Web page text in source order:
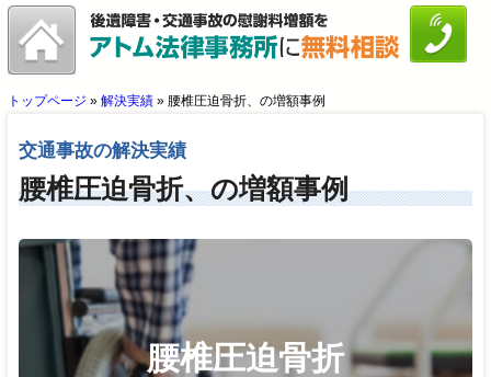
トップページ » 解決実績» 腰椎圧迫骨折、の増額事例
交通事故の解決実績
腰椎圧迫骨折、の増額事例
腰椎圧迫骨折